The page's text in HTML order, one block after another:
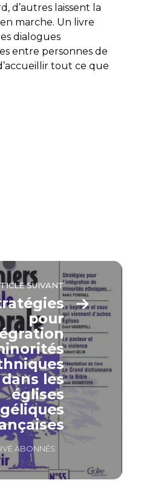
d’autres laissent la
marche. Un livre
dialogues
entre personnes de
tout ce que
SUIVANT
pour
dans les
églises
ABONNÉS